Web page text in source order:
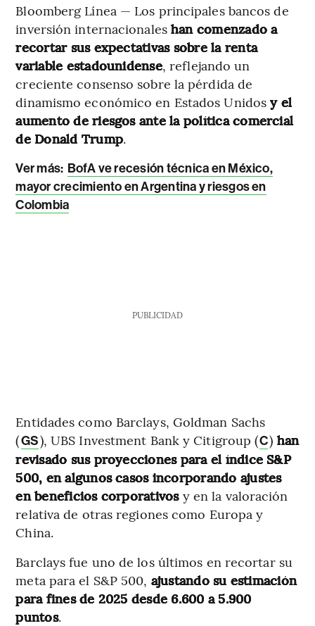
Bloomberg Línea — Los principales bancos de
inversión internacionales han comenzado a
recortar sus expectativas sobre la renta
variable estadounidense, reflejando un
creciente consenso sobre la pérdida de
dinamismo económico en Estados Unidosy el
aumento de riesgos ante la política comercial
de Donald Trump.
Ver más: BofA ve recesión técnica en México,
mayor crecimiento en Argentina y riesgos en
Colombia
PUBLICIDAD
Entidades como Barclays, Goldman Sachs
(GS), UBS Investment Bank y Citigroup (C) han
revisado sus proyecciones para el índice S&P
500, en algunos casos incorporando ajustes
en beneficios corporativosy en la valoración
relativa de otras regiones como Europa y
China.
Barclays fue uno de los últimos en recortar su
meta para el S&P 500, ajustando su estimación
para fines de 2025 desde 6.600 a 5.900
puntos.